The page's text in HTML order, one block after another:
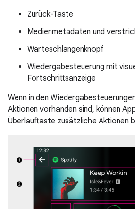
Zurück-Taste
Medienmetadaten und
Warteschlangenknopf
Wiedergabesteuerung mit
Fortschrittsanzeige
Wenn in den
Aktionen vorhanden sind, können
Überlauftaste zusätzliche Aktionen